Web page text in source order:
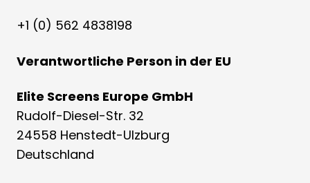
+1 (0) 562 4838198
Verantwortliche Person in der EU
Elite Screens Europe GmbH
Rudolf-Diesel-Str. 32
24558 Henstedt-Ulzburg
Deutschland